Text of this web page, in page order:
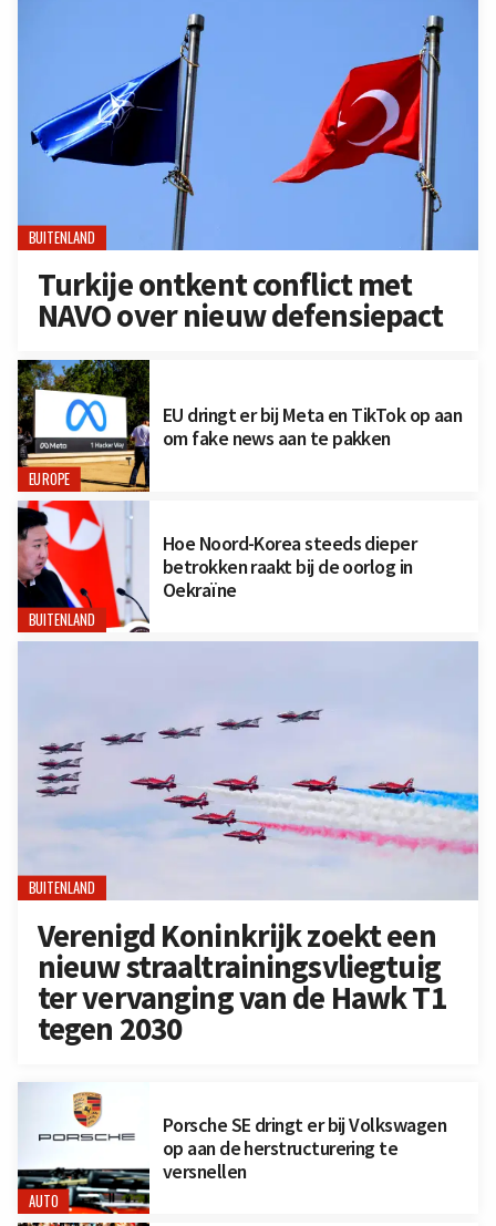
BUITENLAND
Turkije ontkent conflict met
NAVO over nieuw defensiepact
EUROPE
EU dringt er bij Meta en TikTok op aan
om fake news aan te pakken
BUITENLAND
Hoe Noord-Korea steeds dieper
betrokken raakt bij de oorlog in
Oekraïne
BUITENLAND
Verenigd Koninkrijk zoekt een
nieuw straaltrainingsvliegtuig
ter vervanging van de Hawk T1
tegen 2030
AUTO
Porsche SE dringt er bij Volkswagen
op aan de herstructurering te
versnellen